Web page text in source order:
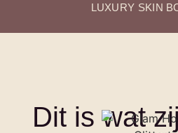
LUXURY SKIN
Dit is wat